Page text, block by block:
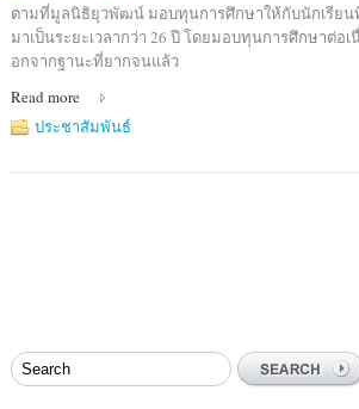
ตามที่มูลนิธิยุวพัฒน์ มอบทุนการศึกษาให้กับนักเรียน
มาเป็นระยะเวลากว่า 26 ปี โดยมอบทุนการศึกษาต่อ
อกจากฐานะที่ยากจนแล้ว
Read more
ประชาสัมพันธ์